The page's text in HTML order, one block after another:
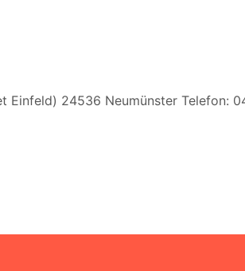
Einfeld) 24536 Neumünster Telefon: